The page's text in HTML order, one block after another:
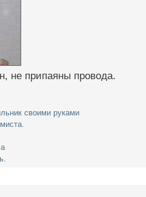
не припаяны провода.
своими руками